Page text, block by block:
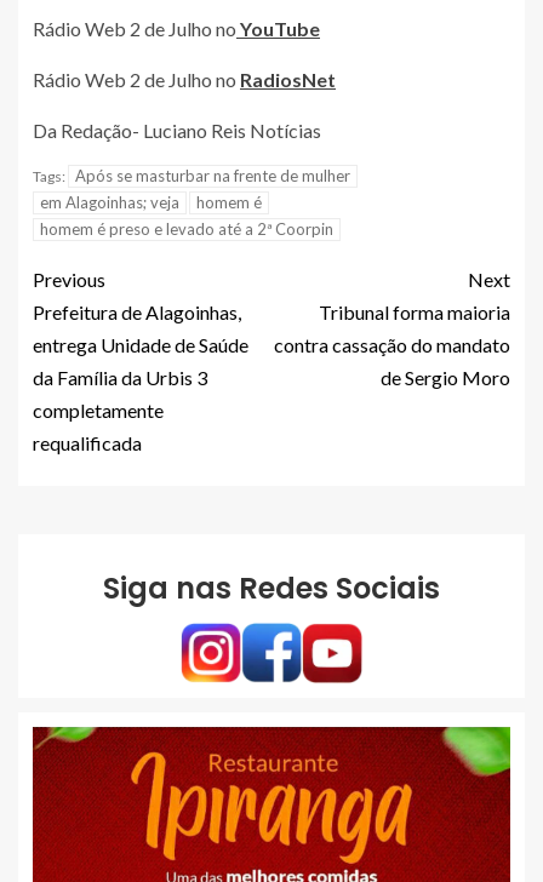
Rádio Web 2 de Julho no YouTube
Rádio Web 2 de Julho no RadiosNet
Da Redação- Luciano Reis Notícias
Tags: Após se masturbar na frente de mulher
em Alagoinhas; veja
homem é
homem é preso e levado até a 2ª Coorpin
Previous
Prefeitura de Alagoinhas,
entrega Unidade de Saúde
da Família da Urbis 3
completamente
requalificada
Next
Tribunal forma maioria
contra cassação do mandato
de Sergio Moro
Siga nas Redes Sociais